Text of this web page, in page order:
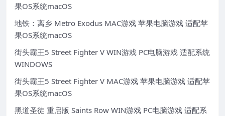
果OS系统macOS
地铁：离乡 Metro Exodus MAC游戏 苹果电脑游戏 适配苹
果OS系统macOS
街头霸王5 Street Fighter V WIN游戏 PC电脑游戏 适配系统
WINDOWS
街头霸王5 Street Fighter V MAC游戏 苹果电脑游戏 适配苹
果OS系统macOS
黑道圣徒 重启版 Saints Row WIN游戏 PC电脑游戏 适配系